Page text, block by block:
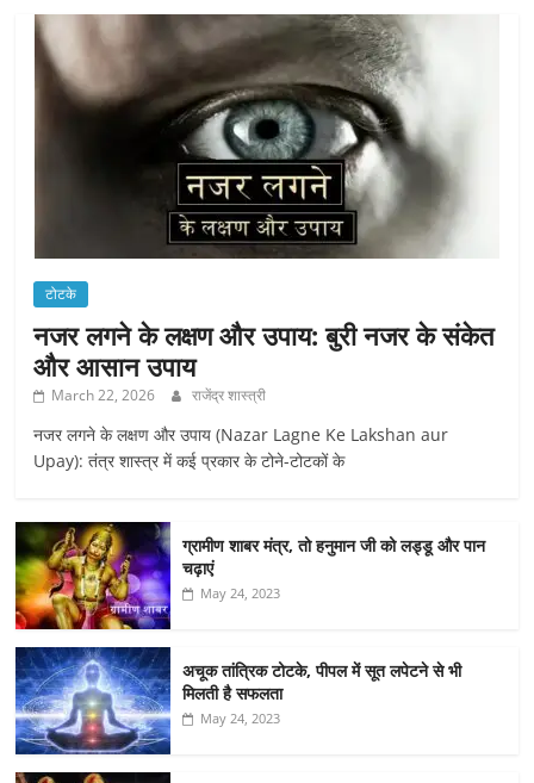
टोटके
नजर लगने के लक्षण और उपाय: बुरी नजर के संकेत
और आसान उपाय
March 22, 2026 राजेंद्र शास्त्री
नजर लगने के लक्षण और उपाय (Nazar Lagne Ke Lakshan aur
Upay): तंत्र शास्त्र में कई प्रकार के टोने-टोटकों के
ग्रामीण शाबर मंत्र, तो हनुमान जी को लड्डू और पान
चढ़ाएं
May 24, 2023
अचूक तांत्रिक टोटके, पीपल में सूत लपेटने से भी
मिलती है सफलता
May 24, 2023